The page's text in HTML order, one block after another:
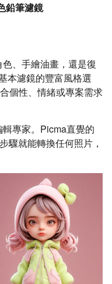
鉛筆濾鏡
、手繪油畫，還是復
本濾鏡的豐富風格選
個性、情緒或專案需求
專家。Picma直覺的
驟就能轉換任何照片，